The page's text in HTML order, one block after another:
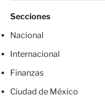
Secciones
Nacional
Internacional
Finanzas
Ciudad de México